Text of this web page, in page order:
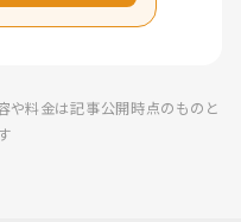
や料金は記事公開時点のものと